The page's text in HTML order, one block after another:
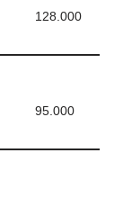
128.000
95.000